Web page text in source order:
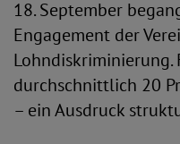
18. September
Engagement der
durchschnittlich 20
– ein Ausdruck